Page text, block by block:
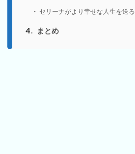
セリーナがより幸せな人生を送る
4 まとめ